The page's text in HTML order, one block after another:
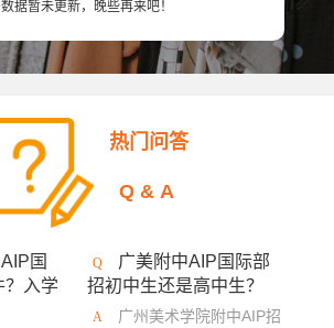
学 英国伯恩茅斯艺术大学
与设计学院
学 诺森比亚大学 多摩美术大学
英国法尔茅斯大学
数据暂未更新，晚些再来吧！
热门问答
Q&A
国
？入学
广美附中AIP国际部
招初中生还是高中生？
广州美术学院附中AIP招